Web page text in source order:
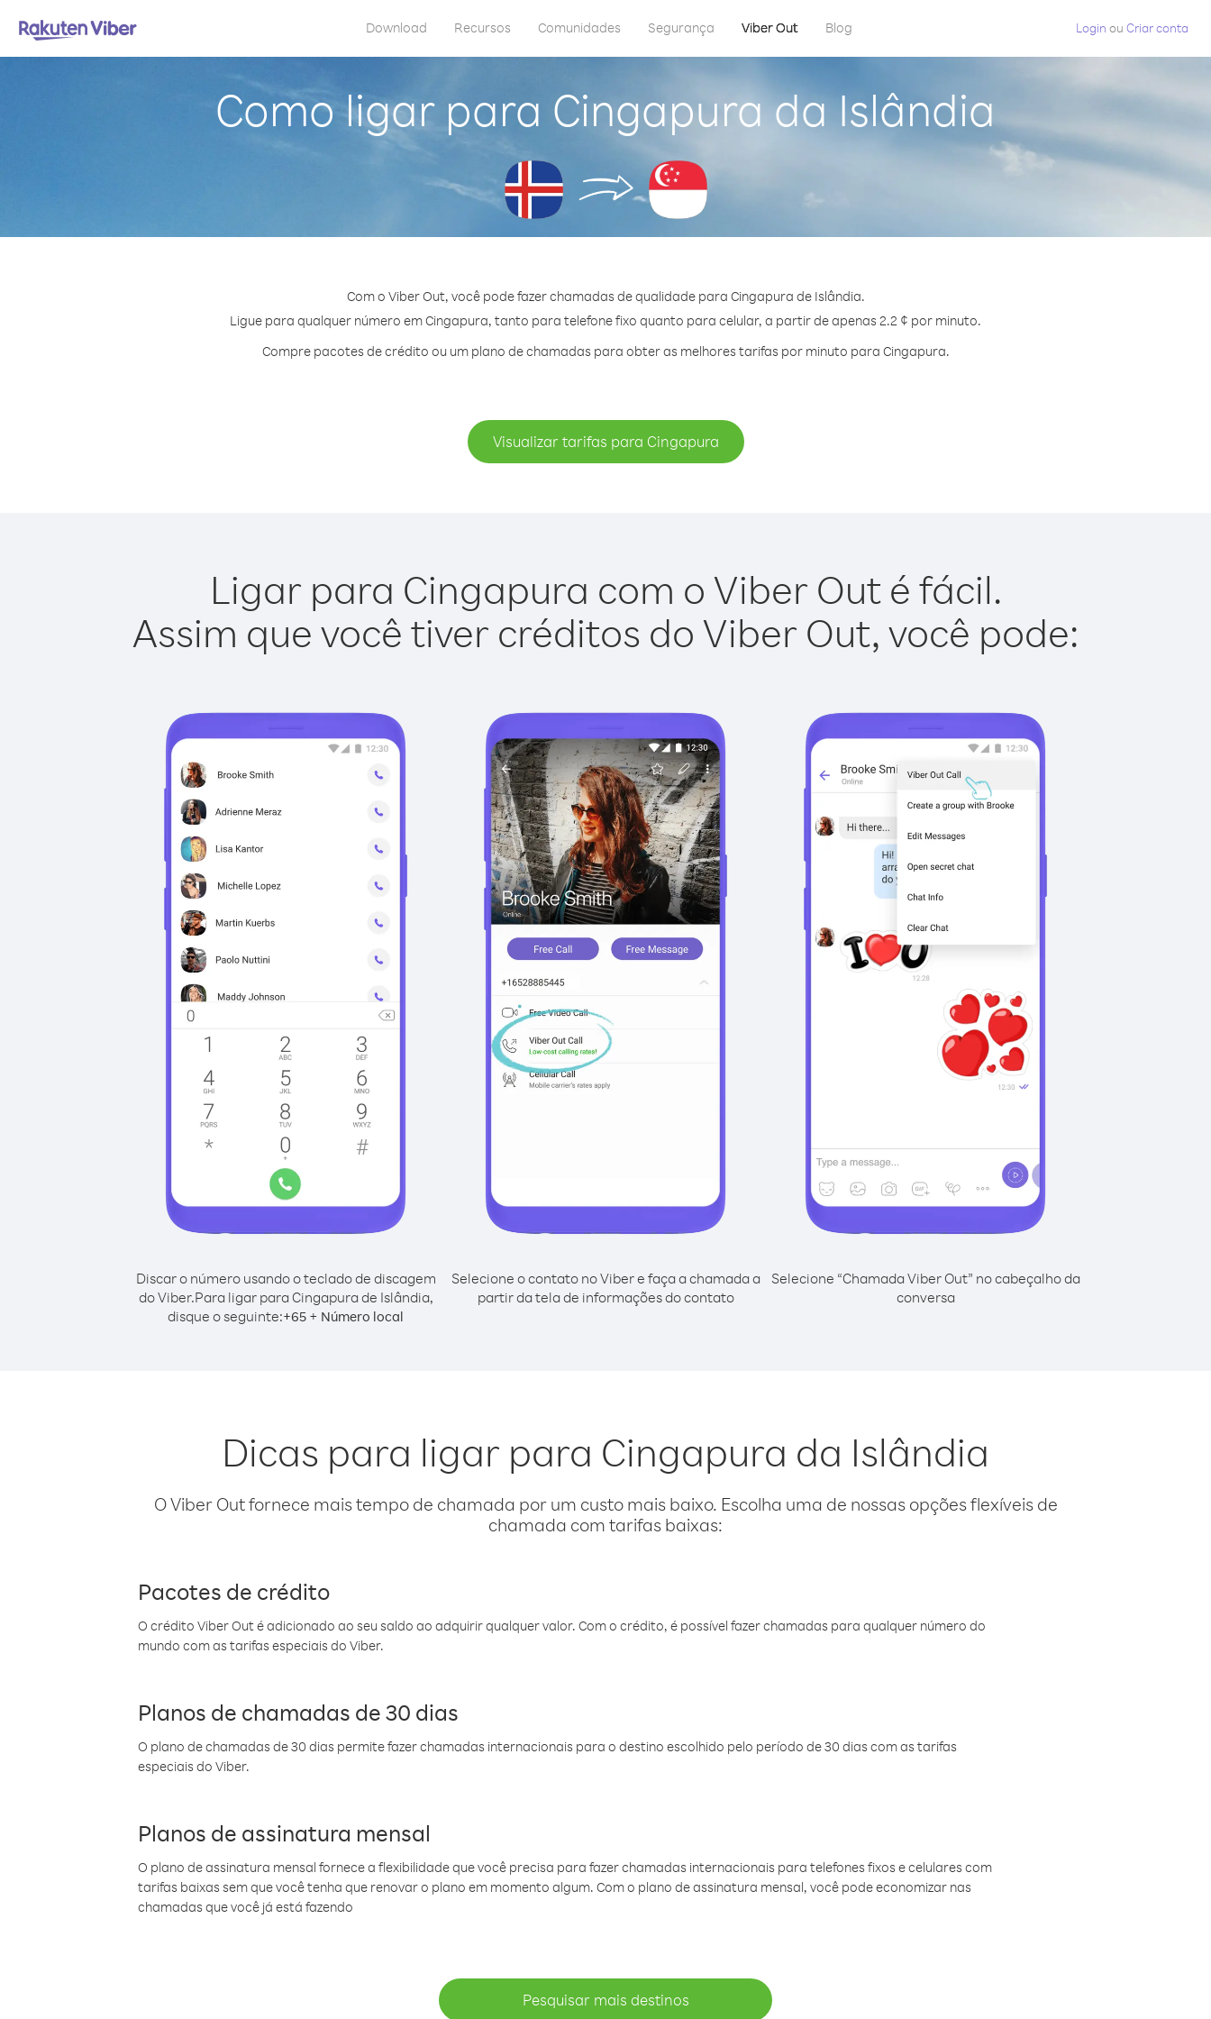
Download Recursos Comunidades Segurança Viber Out Blog Login ou Criar conta
Como ligar para Cingapura da Islândia
Com o Viber Out, você pode fazer chamadas de qualidade para Cingapura de Islândia.
Ligue para qualquer número em Cingapura, tanto para telefone fixo quanto para celular, a partir de apenas 2.2 ¢ por minuto.
Compre pacotes de crédito ou um plano de chamadas para obter as melhores tarifas por minuto para Cingapura.
Visualizar tarifas para Cingapura
Ligar para Cingapura com o Viber Out é fácil.
Assim que você tiver créditos do Viber Out, você pode:
Discar o número usando o teclado de discagem
do Viber.Para ligar para Cingapura de Islândia,
disque o seguinte:+65 + Número local
Selecione o contato no Viber e faça a chamada a
partir da tela de informações do contato
Selecione “Chamada Viber Out” no cabeçalho da
conversa
Dicas para ligar para Cingapura da Islândia
O Viber Out fornece mais tempo de chamada por um custo mais baixo. Escolha uma de nossas opções flexíveis de
chamada com tarifas baixas:
Pacotes de crédito
O crédito Viber Out é adicionado ao seu saldo ao adquirir qualquer valor. Com o crédito, é possível fazer chamadas para qualquer número do
mundo com as tarifas especiais do Viber.
Planos de chamadas de 30 dias
O plano de chamadas de 30 dias permite fazer chamadas internacionais para o destino escolhido pelo período de 30 dias com as tarifas
especiais do Viber.
Planos de assinatura mensal
O plano de assinatura mensal fornece a flexibilidade que você precisa para fazer chamadas internacionais para telefones fixos e celulares com
tarifas baixas sem que você tenha que renovar o plano em momento algum. Com o plano de assinatura mensal, você pode economizar nas
chamadas que você já está fazendo
Pesquisar mais destinos